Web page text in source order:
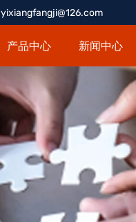
yixiangfangji@126.com
产品中心 新闻中心